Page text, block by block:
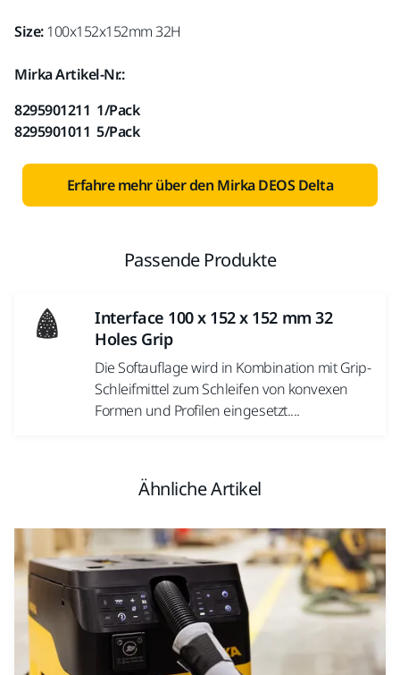
Size:100x152x152mm 32H
Mirka Artikel-Nr.:
8295901211 1/Pack
8295901011 5/Pack
Erfahre mehr über den Mirka DEOS Delta
Passende Produkte
Interface 100 x 152 x 152 mm 32
Holes Grip
Die Softauflage wird in Kombination mit Grip-
Schleifmittel zum Schleifen von konvexen
Formen und Profilen eingesetzt....
Ähnliche Artikel